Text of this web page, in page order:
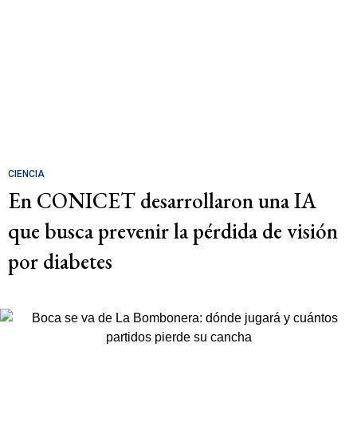
CIENCIA
En CONICET desarrollaron una IA
que busca prevenir la pérdida de visión
por diabetes